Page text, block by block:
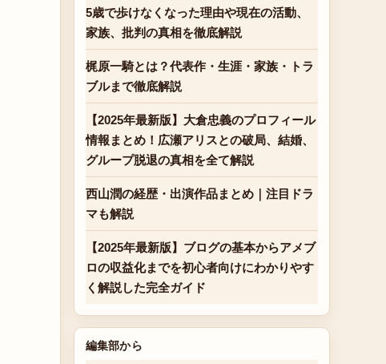
5歳で歩けなくなった理由や現在の活動、
家族、批判の真相を徹底解説
梶原一騎とは？代表作・生涯・家族・トラ
ブルまで徹底解説
【2025年最新版】大倉忠義のプロフィール
情報まとめ！広瀬アリスとの破局、結婚、
グループ脱退の真相を全て解説
西山潤の経歴・出演作品まとめ｜注目ドラ
マも解説
【2025年最新版】ブログの基本からアメブ
ロの収益化までを初心者向けにわかりやす
く解説した完全ガイド
編集部から